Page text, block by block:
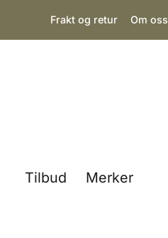
Frakt og retur Om oss
Tilbud Merker